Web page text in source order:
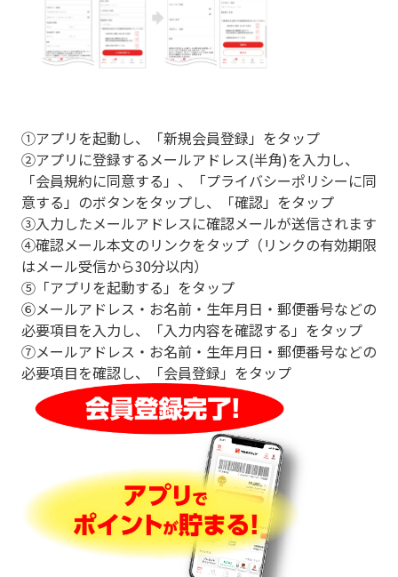
①アプリを起動し、「新規会員登録」をタップ
②アプリに登録するメールアドレス(半角)を入力し、
「会員規約に同意する」、「プライバシーポリシーに同
意する」のボタンをタップし、「確認」をタップ
③入力したメールアドレスに確認メールが送信されます
④確認メール本文のリンクをタップ（リンクの有効期限
はメール受信から30分以内）
⑤「アプリを起動する」をタップ
⑥メールアドレス・お名前・生年月日・郵便番号などの
必要項目を入力し、「入力内容を確認する」をタップ
⑦メールアドレス・お名前・生年月日・郵便番号などの
必要項目を確認し、「会員登録」をタップ